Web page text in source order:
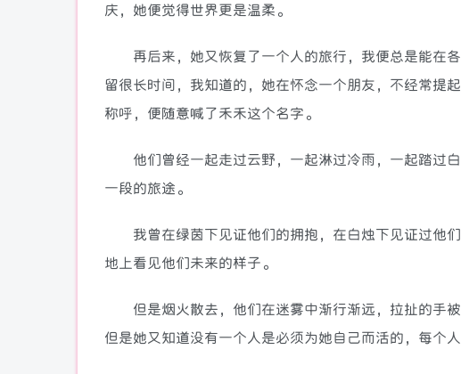
庆，她便觉得世界更是温柔。
再后来，她又恢复了一个人的旅行，我便总是能在
留很长时间，我知道的，她在怀念一个朋友，不经常提
称呼，便随意喊了禾禾这个名字。
他们曾经一起走过云野，一起淋过冷雨，一起踏过
一段的旅途。
我曾在绿茵下见证他们的拥抱，在白烛下见证过他
地上看见他们未来的样子。
但是烟火散去，他们在迷雾中渐行渐远，拉扯的手被
但是她又知道没有一个人是必须为她自己而活的，每个